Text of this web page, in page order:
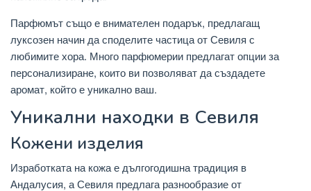
Парфюмът също е внимателен подарък, предлагащ
луксозен начин да споделите частица от Севиля с
любимите хора. Много парфюмерии предлагат опции за
персонализиране, които ви позволяват да създадете
аромат, който е уникално ваш.
Уникални находки в Севиля
Кожени изделия
Изработката на кожа е дългогодишна традиция в
Андалусия, а Севиля предлага разнообразие от